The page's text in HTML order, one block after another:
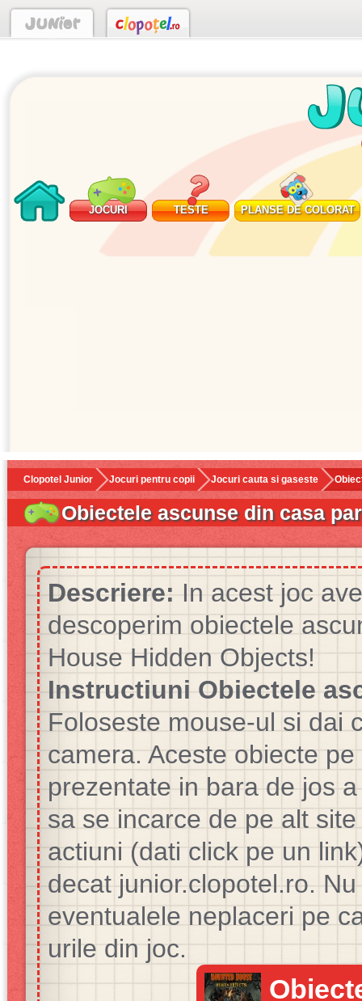
JOCURI TESTE PLANSE DE COLORAT
Clopotel Junior Jocuri pentru copii Jocuri cauta si gaseste
Obiectele ascunse din casa
Descriere: In acest joc
descoperim obiectele
House Hidden Objects!
Instructiuni Obiectele
Foloseste mouse-ul si dai
camera. Aceste obiecte
prezentate in bara de jos
sa se incarce de pe alt
actiuni (dati click pe un
decat junior.clopotel.ro.
eventualele neplaceri pe
urile din joc.